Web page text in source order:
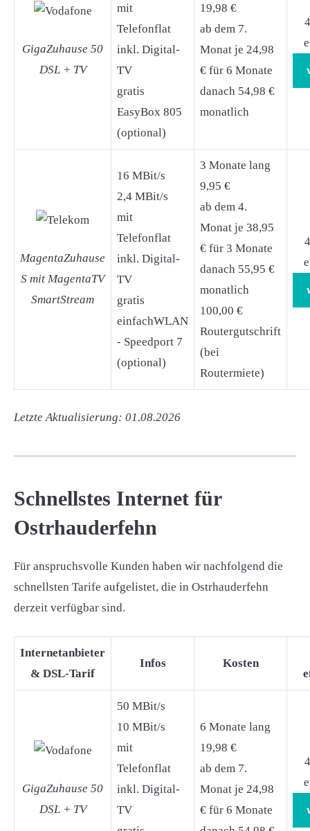
GigaZuhause 50
DSL + TV
mit
Telefonflat
inkl. Digital-
TV
gratis
EasyBox 805
(optional)
19,98 €
ab dem 7.
Monat je 24,98
€ für 6 Monate
danach 54,98 €
monatlich
MagentaZuhause
S mit MagentaTV
SmartStream
16 MBit/s
2,4 MBit/s
mit
Telefonflat
inkl. Digital-
TV
gratis
einfachWLAN
- Speedport 7
(optional)
3 Monate lang
9,95 €
ab dem 4.
Monat je 38,95
€ für 3 Monate
danach 55,95 €
monatlich
100,00 €
Routergutschrift
(bei
Routermiete)
Letzte Aktualisierung: 01.08.2026
Schnellstes Internet für
Ostrhauderfehn
Für anspruchsvolle Kunden haben wir nachfolgend die
schnellsten Tarife aufgelistet, die in Ostrhauderfehn
derzeit verfügbar sind.
Internetanbieter
& DSL-Tarif
Infos Kosten
GigaZuhause 50
DSL + TV
50 MBit/s
10 MBit/s
mit
Telefonflat
inkl. Digital-
TV
6 Monate lang
19,98 €
ab dem 7.
Monat je 24,98
€ für 6 Monate